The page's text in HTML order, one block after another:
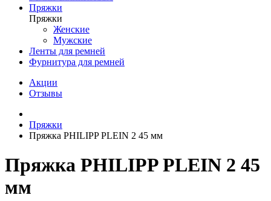
Пряжки
Пряжки
Женские
Мужские
Ленты для ремней
Фурнитура для ремней
Акции
Отзывы
Пряжки
Пряжка PHILIPP PLEIN 2 45 мм
Пряжка PHILIPP PLEIN 2 45
мм